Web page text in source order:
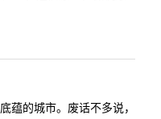
蕴的城市。废话不多说，